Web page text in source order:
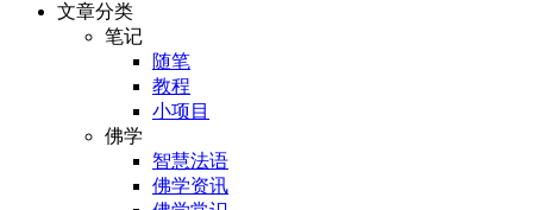
文章分类
笔记
随笔
教程
小项目
佛学
智慧法语
佛学资讯